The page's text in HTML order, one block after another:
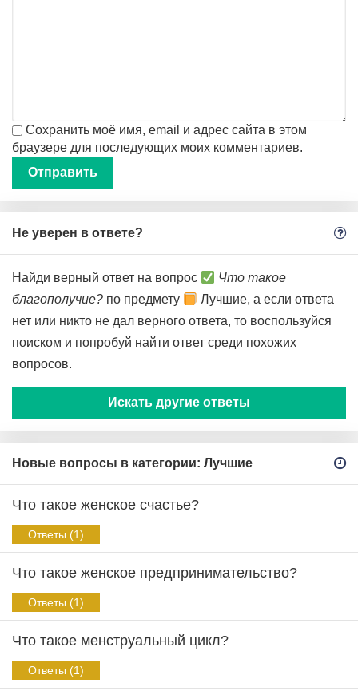
Сохранить моё имя, email и адрес сайта в этом
браузере для последующих моих комментариев.
Не уверен в ответе?
Найди верный ответ на вопрос
Что такое
благополучие? по предмету
Лучшие, а если ответа
нет или никто не дал верного ответа, то воспользуйся
поиском и попробуй найти ответ среди похожих
вопросов.
Искать другие ответы
Новые вопросы в категории: Лучшие
Что такое женское счастье?
Ответы (1)
Что такое женское предпринимательство?
Ответы (1)
Что такое менструальный цикл?
Ответы (1)